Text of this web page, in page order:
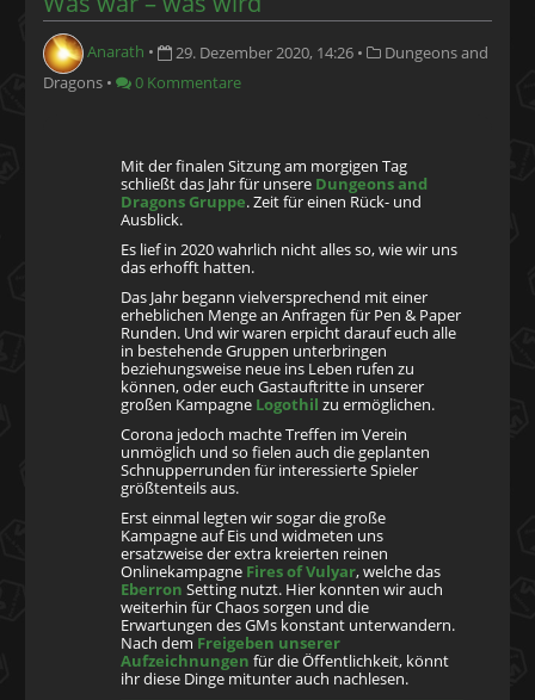
Anarath • 29. Dezember 2020, 14:26 •
Dungeons and
Dragons • 0 Kommentare
Mit der finalen Sitzung am morgigen Tag
schließt das Jahr für unsere Dungeons and
Dragons Gruppe. Zeit für einen Rück- und
Ausblick.
Es lief in 2020 wahrlich nicht alles so, wie wir uns
das erhofft hatten.
Das Jahr begann vielversprechend mit einer
erheblichen Menge an Anfragen für Pen & Paper
Runden. Und wir waren erpicht darauf euch alle
in bestehende Gruppen unterbringen
beziehungsweise neue ins Leben rufen zu
können, oder euch Gastauftritte in unserer
großen Kampagne Logothil zu ermöglichen.
Corona jedoch machte Treffen im Verein
unmöglich und so fielen auch die geplanten
Schnupperrunden für interessierte Spieler
größtenteils aus.
Erst einmal legten wir sogar die große
Kampagne auf Eis und widmeten uns
ersatzweise der extra kreierten reinen
Onlinekampagne Fires of Vulyar, welche das
Eberron Setting nutzt. Hier konnten wir auch
weiterhin für Chaos sorgen und die
Erwartungen des GMs konstant unterwandern.
Nach dem Freigeben unserer
Aufzeichnungen für die Öffentlichkeit, könnt
ihr diese Dinge mitunter auch nachlesen.